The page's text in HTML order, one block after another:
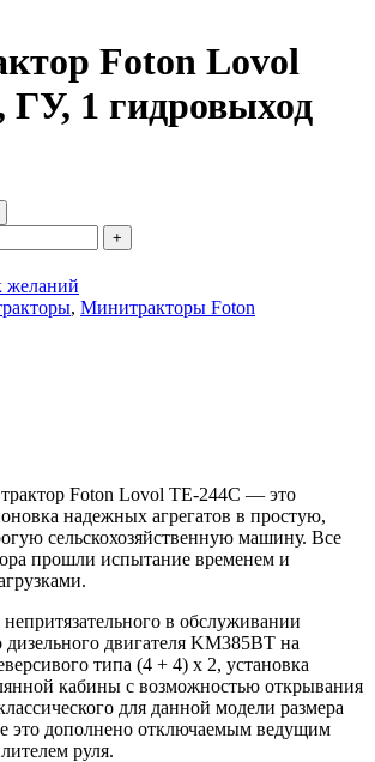
Foton Lovol
ГУ, 1 гидровыход
желаний
, Минитракторы Foton
Foton Lovol TE-244C — это
надежных агрегатов в простую,
сельскохозяйственную машину. Все
прошли испытание временем и
в обслуживании
двигателя KM385BT на
типа (4 + 4) x 2, установка
кабины с возможностью открывания
для данной модели размера
это дополнено отключаемым ведущим
руля.